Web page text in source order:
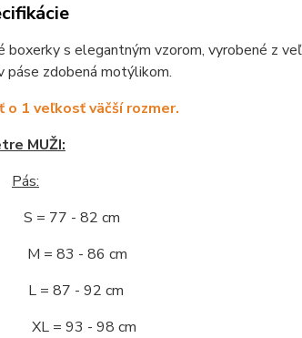
boxerky s elegantným vzorom, vyrobené z
páse zdobená motýlikom.
o 1 veľkosť väčší rozmer.
MUŽI:
Pás:
= 77 - 82 cm
= 83 - 86 cm
= 87 - 92 cm
XL = 93 - 98 cm